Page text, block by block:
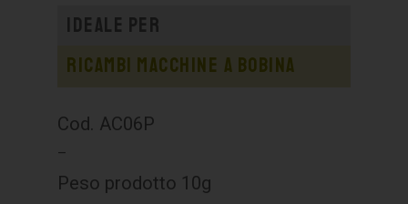
Ideale per
Ricambi macchine a bobina
Cod. AC06P
–
Peso prodotto 10g